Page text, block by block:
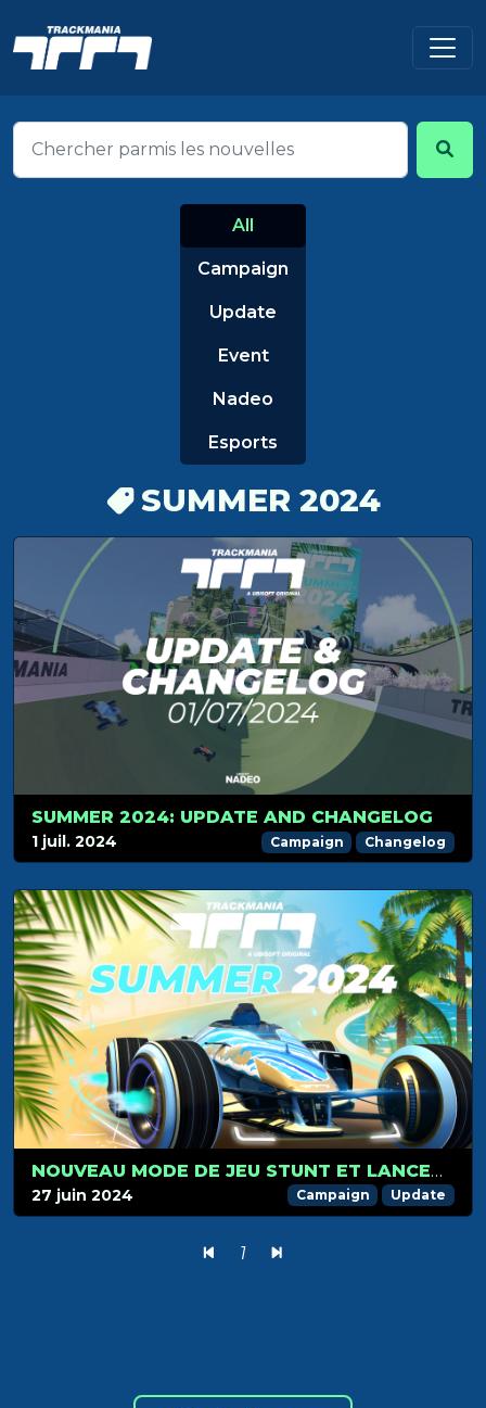
All
Campaign
Update
Event
Nadeo
Esports
SUMMER 2024
SUMMER 2024: UPDATE AND CHANGELOG
1 juil. 2024 Campaign Changelog
NOUVEAU MODE DE JEU STUNT ET LANCEMENT DE LA CAMPAGNE ÉTÉ 2024 LE 1ER JUILLET : PRÉPAREZ-VOUS POUR L’AVENTURE !
27 juin 2024 Campaign Update
1